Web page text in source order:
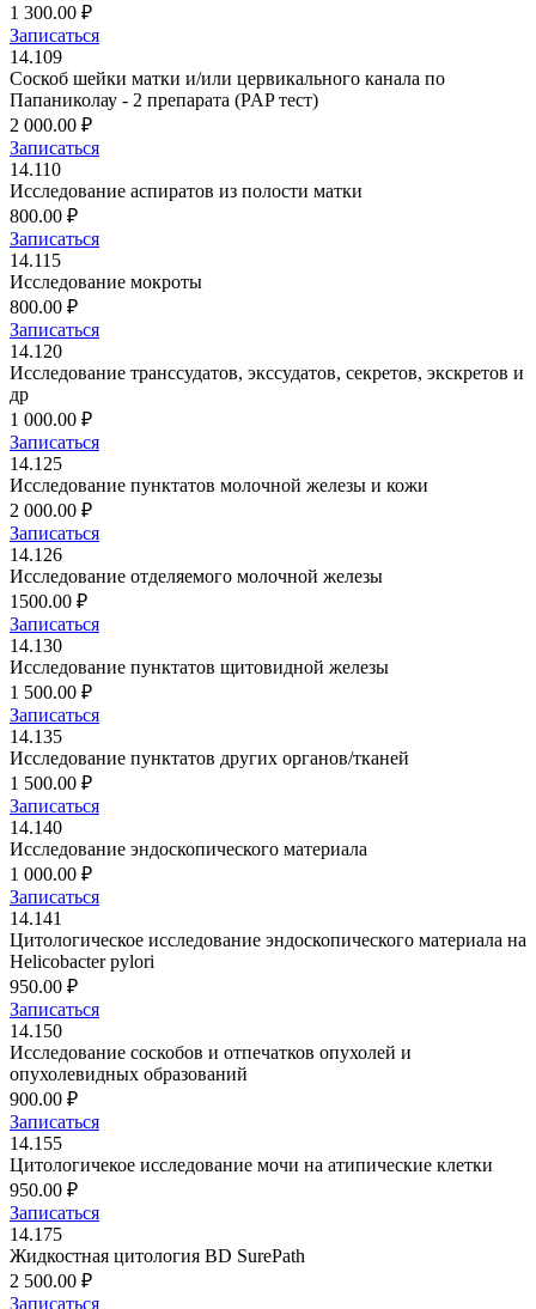
1 300.00 ₽
Записаться
14.109
Соскоб шейки матки и/или цервикального канала по
Папаниколау - 2 препарата (PAP тест)
2 000.00 ₽
Записаться
14.110
Исследование аспиратов из полости матки
800.00 ₽
Записаться
14.115
Исследование мокроты
800.00 ₽
Записаться
14.120
Исследование транссудатов, экссудатов, секретов, экскретов и
др
1 000.00 ₽
Записаться
14.125
Исследование пунктатов молочной железы и кожи
2 000.00 ₽
Записаться
14.126
Исследование отделяемого молочной железы
1500.00 ₽
Записаться
14.130
Исследование пунктатов щитовидной железы
1 500.00 ₽
Записаться
14.135
Исследование пунктатов других органов/тканей
1 500.00 ₽
Записаться
14.140
Исследование эндоскопического материала
1 000.00 ₽
Записаться
14.141
Цитологическое исследование эндоскопического материала на
Helicobacter pylori
950.00 ₽
Записаться
14.150
Исследование соскобов и отпечатков опухолей и
опухолевидных образований
900.00 ₽
Записаться
14.155
Цитологичекое исследование мочи на атипические клетки
950.00 ₽
Записаться
14.175
Жидкостная цитология BD SurePath
2 500.00 ₽
Записаться